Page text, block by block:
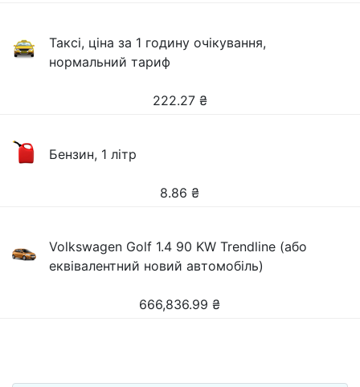
Таксі, ціна за 1 годину очікування,
нормальний тариф
222.27 ₴
Бензин, 1 літр
8.86 ₴
Volkswagen Golf 1.4 90 KW Trendline (або
еквівалентний новий автомобіль)
666,836.99 ₴